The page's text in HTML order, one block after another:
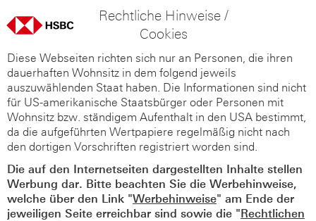
Rechtliche Hinweise /
Cookies
Diese Webseiten richten sich nur an Personen, die ihren
dauerhaften Wohnsitz in dem folgend jeweils
auszuwählenden Staat haben. Die Informationen sind nicht
für US-amerikanische Staatsbürger oder Personen mit
Wohnsitz bzw. ständigem Aufenthalt in den USA bestimmt,
da die aufgeführten Wertpapiere regelmäßig nicht nach
den dortigen Vorschriften registriert worden sind.
Die auf den Internetseiten dargestellten Inhalte stellen
Werbung dar. Bitte beachten Sie die Werbehinweise,
welche über den Link "Werbehinweise" am Ende der
jeweiligen Seite erreichbar sind sowie die "Rechtlichen